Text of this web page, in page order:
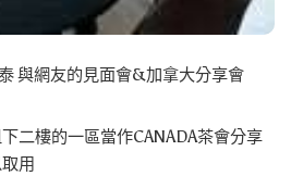
與網友的見面會&加拿大分享會
二樓的一區當作CANADA茶會分享
用